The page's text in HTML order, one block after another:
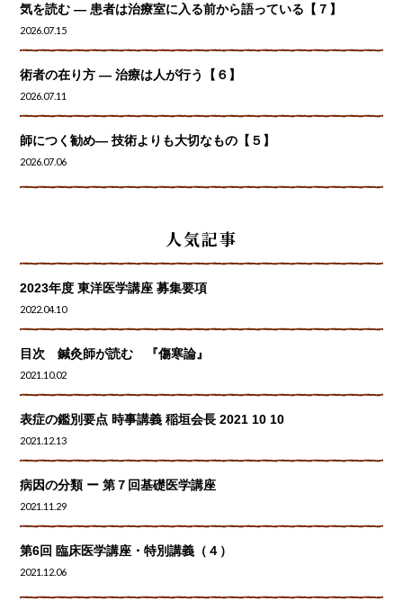
気を読む ― 患者は治療室に入る前から語っている【７】
2026.07.15
術者の在り方 ― 治療は人が行う【６】
2026.07.11
師につく勧め― 技術よりも大切なもの【５】
2026.07.06
人気記事
2023年度 東洋医学講座 募集要項
2022.04.10
目次 鍼灸師が読む 『傷寒論』
2021.10.02
表症の鑑別要点 時事講義 稲垣会長 2021 10 10
2021.12.13
病因の分類 ー 第７回基礎医学講座
2021.11.29
第6回 臨床医学講座・特別講義（４）
2021.12.06